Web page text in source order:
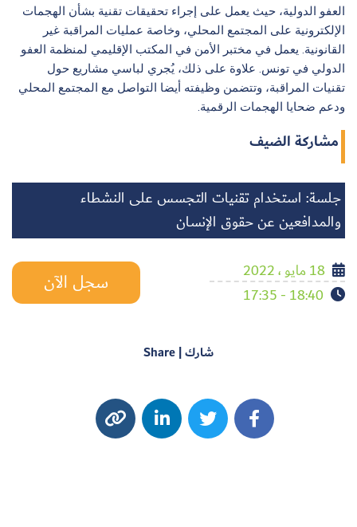
العفو الدولية، حيث يعمل على إجراء تحقيقات تقنية بشأن الهجمات
الإلكترونية على المجتمع المحلي، وخاصة عمليات المراقبة غير
القانونية. يعمل في مختبر الأمن في المكتب الإقليمي لمنظمة العفو
الدولي في تونس. علاوة على ذلك، يُجري لباسي مشاريع حول
تقنيات المراقبة، وتتضمن وظيفته أيضا التواصل مع المجتمع المحلي
ودعم ضحايا الهجمات الرقمية.
مشاركة الضيف
جلسة: استخدام تقنيات التجسس على النشطاء
والمدافعين عن حقوق الإنسان
18 مايو ، 2022
18:40 - 17:35
سجل الآن
شارك | Share